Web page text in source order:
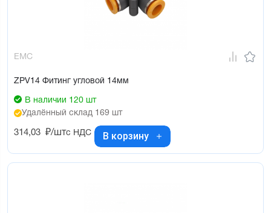
EMC
ZPV14 Фитинг угловой 14мм
В наличии 120 шт
Удалённый склад 169 шт
314,03 ₽/штс НДС В корзину